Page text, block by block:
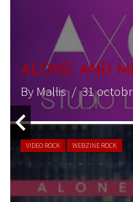
Alone and
By Pierre Garcin
VIDEO ROCK WEBZINE